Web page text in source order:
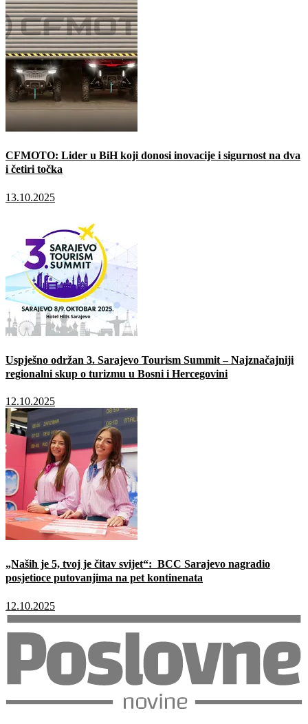
CFMOTO: Lider u BiH koji donosi inovacije i sigurnost na dva
i četiri točka
13.10.2025
Uspješno održan 3. Sarajevo Tourism Summit – Najznačajniji
regionalni skup o turizmu u Bosni i Hercegovini
12.10.2025
„Naših je 5, tvoj je čitav svijet“: BCC Sarajevo nagradio
posjetioce putovanjima na pet kontinenata
12.10.2025